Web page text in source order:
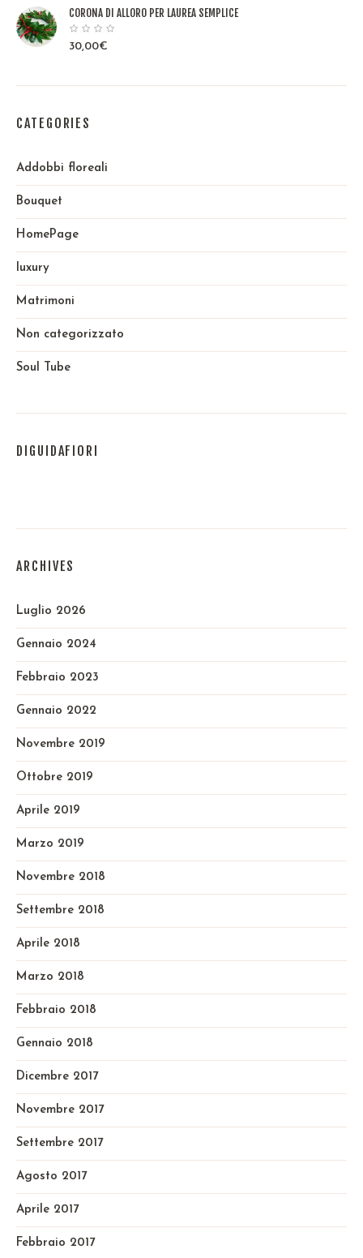
CORONA DI ALLORO PER LAUREA SEMPLICE
30,00€
CATEGORIES
Addobbi floreali
Bouquet
HomePage
luxury
Matrimoni
Non categorizzato
Soul Tube
DIGUIDAFIORI
ARCHIVES
Luglio 2026
Gennaio 2024
Febbraio 2023
Gennaio 2022
Novembre 2019
Ottobre 2019
Aprile 2019
Marzo 2019
Novembre 2018
Settembre 2018
Aprile 2018
Marzo 2018
Febbraio 2018
Gennaio 2018
Dicembre 2017
Novembre 2017
Settembre 2017
Agosto 2017
Aprile 2017
Febbraio 2017